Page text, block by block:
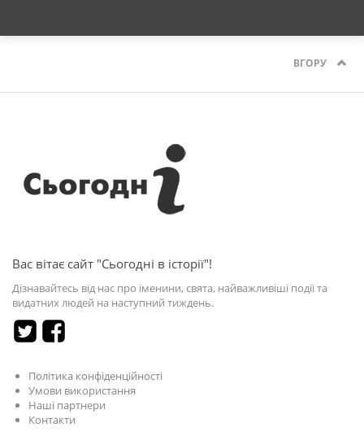
ВГОРУ
Вас вітає сайт "Сьогодні в історії"!
Дізнавайтесь від нас про іменини, свята, найважливіші події та
видатних людей на наступний тиждень.
Політика конфіденційності
Умови використання
Наші партнери
Контакти